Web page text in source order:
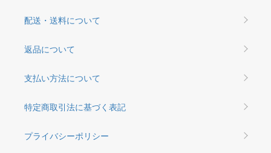
配送・送料について
返品について
支払い方法について
特定商取引法に基づく表記
プライバシーポリシー